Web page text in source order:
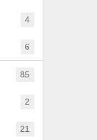
4
6
85
2
21